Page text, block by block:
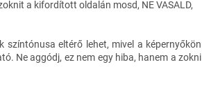
a kifordított oldalán mosd, NE VASALD,
színtónusa eltérő lehet, mivel a képernyőkön
Ne aggódj, ez nem egy hiba, hanem a zokni